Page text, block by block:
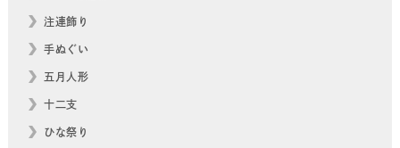
注連飾り
手ぬぐい
五月人形
十二支
ひな祭り